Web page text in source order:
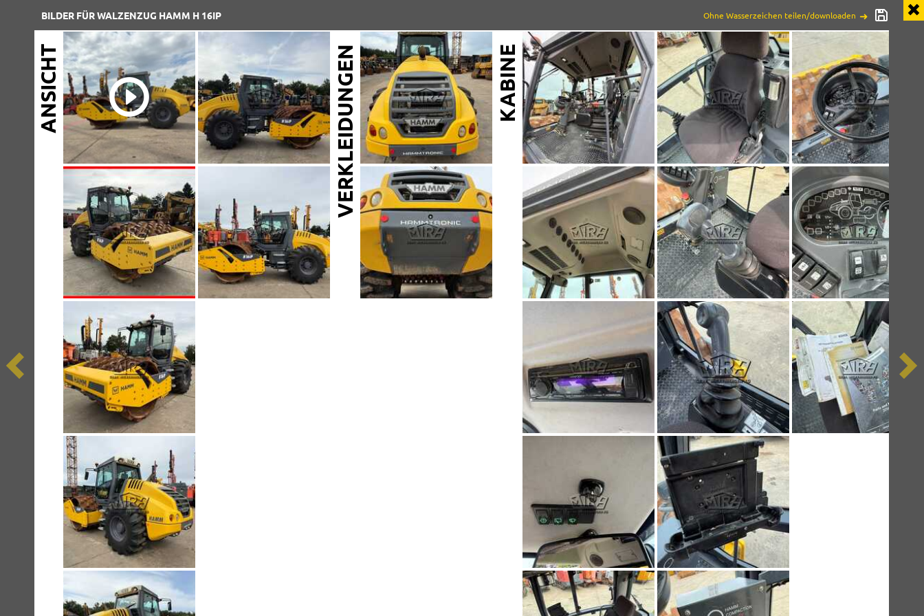
BILDER FÜR WALZENZUG HAMM H 16IP Ohne Wasserzeichen teilen/downloaden
ANSICHT VERKLEIDUNGEN KABINE